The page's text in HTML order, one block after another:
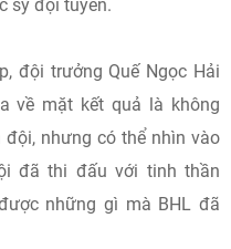
sỹ đội tuyển.
đội trưởng Quế Ngọc Hải
về mặt kết quả là không
nhưng có thể nhìn vào
đã thi đấu với tinh thần
những gì mà BHL đã